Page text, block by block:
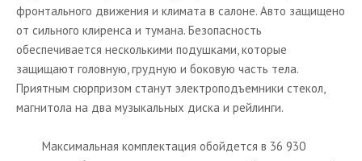
фронтального движения и климата в салоне. Авто защищено
от сильного клиренса и тумана. Безопасность
обеспечивается несколькими подушками, которые
защищают головную, грудную и боковую часть тела.
Приятным сюрпризом станут электроподъемники стекол,
магнитола на два музыкальных диска и рейлинги.
Максимальная комплектация обойдется в 36 930